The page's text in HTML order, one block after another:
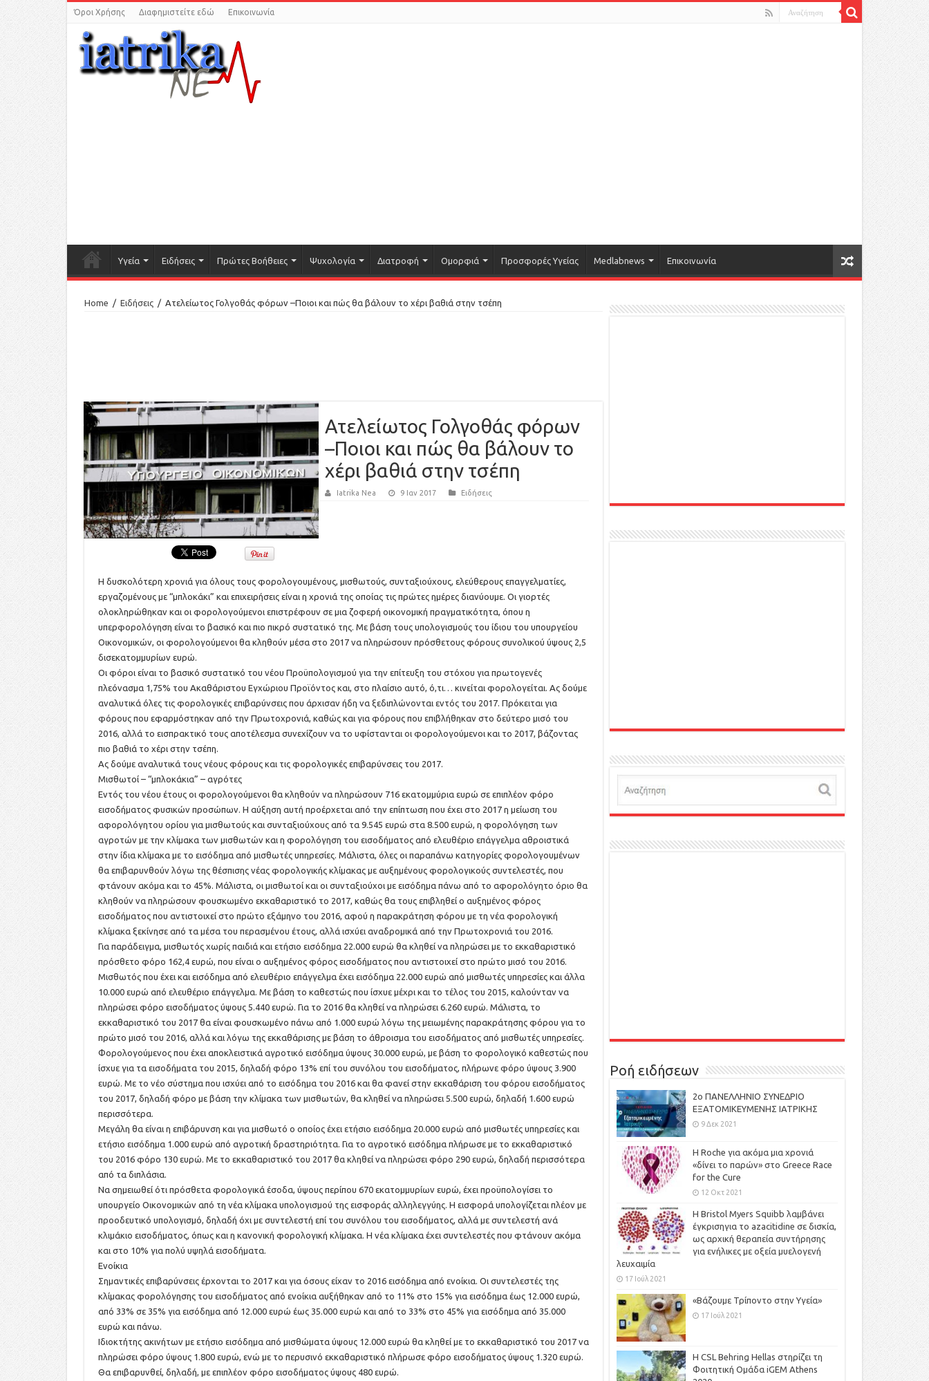
Όροι Χρήσης Διαφημιστείτε εδώ Επικοινωνία
Υγεία Ειδήσεις Πρώτες Βοήθειες Ψυχολογία Διατροφή Ομορφιά Προσφορές Υγείας Medlabnews Επικοινωνία
Home / Ειδήσεις / Ατελείωτος Γολγοθάς φόρων –Ποιοι και πώς θα βάλουν το χέρι βαθιά στην τσέπη
Ατελείωτος Γολγοθάς φόρων
–Ποιοι και πώς θα βάλουν το
χέρι βαθιά στην τσέπη
Iatrika Nea 9 Ιαν 2017 Ειδήσεις
Η δυσκολότερη χρονιά για όλους τους φορολογουμένους, μισθωτούς, συνταξιούχους, ελεύθερους επαγγελματίες,
εργαζομένους με “μπλοκάκι” και επιχειρήσεις είναι η χρονιά της οποίας τις πρώτες ημέρες διανύουμε. Οι γιορτές
ολοκληρώθηκαν και οι φορολογούμενοι επιστρέφουν σε μια ζοφερή οικονομική πραγματικότητα, όπου η
υπερφορολόγηση είναι το βασικό και πιο πικρό συστατικό της. Με βάση τους υπολογισμούς του ίδιου του υπουργείου
Οικονομικών, οι φορολογούμενοι θα κληθούν μέσα στο 2017 να πληρώσουν πρόσθετους φόρους συνολικού ύψους 2,5
δισεκατομμυρίων ευρώ.
Οι φόροι είναι το βασικό συστατικό του νέου Προϋπολογισμού για την επίτευξη του στόχου για πρωτογενές
πλεόνασμα 1,75% του Ακαθάριστου Εγχώριου Προϊόντος και, στο πλαίσιο αυτό, ό,τι… κινείται φορολογείται. Ας δούμε
αναλυτικά όλες τις φορολογικές επιβαρύνσεις που άρχισαν ήδη να ξεδιπλώνονται εντός του 2017. Πρόκειται για
φόρους που εφαρμόστηκαν από την Πρωτοχρονιά, καθώς και για φόρους που επιβλήθηκαν στο δεύτερο μισό του
2016, αλλά το εισπρακτικό τους αποτέλεσμα συνεχίζουν να το υφίστανται οι φορολογούμενοι και το 2017, βάζοντας
πιο βαθιά το χέρι στην τσέπη.
Ας δούμε αναλυτικά τους νέους φόρους και τις φορολογικές επιβαρύνσεις του 2017.
Μισθωτοί – “μπλοκάκια” – αγρότες
Εντός του νέου έτους οι φορολογούμενοι θα κληθούν να πληρώσουν 716 εκατομμύρια ευρώ σε επιπλέον φόρο
εισοδήματος φυσικών προσώπων. Η αύξηση αυτή προέρχεται από την επίπτωση που έχει στο 2017 η μείωση του
αφορολόγητου ορίου για μισθωτούς και συνταξιούχους από τα 9.545 ευρώ στα 8.500 ευρώ, η φορολόγηση των
αγροτών με την κλίμακα των μισθωτών και η φορολόγηση του εισοδήματος από ελευθέριο επάγγελμα αθροιστικά
στην ίδια κλίμακα με το εισόδημα από μισθωτές υπηρεσίες. Μάλιστα, όλες οι παραπάνω κατηγορίες φορολογουμένων
θα επιβαρυνθούν λόγω της θέσπισης νέας φορολογικής κλίμακας με αυξημένους φορολογικούς συντελεστές, που
φτάνουν ακόμα και το 45%. Μάλιστα, οι μισθωτοί και οι συνταξιούχοι με εισόδημα πάνω από το αφορολόγητο όριο θα
κληθούν να πληρώσουν φουσκωμένο εκκαθαριστικό το 2017, καθώς θα τους επιβληθεί ο αυξημένος φόρος
εισοδήματος που αντιστοιχεί στο πρώτο εξάμηνο του 2016, αφού η παρακράτηση φόρου με τη νέα φορολογική
κλίμακα ξεκίνησε από τα μέσα του περασμένου έτους, αλλά ισχύει αναδρομικά από την Πρωτοχρονιά του 2016.
Για παράδειγμα, μισθωτός χωρίς παιδιά και ετήσιο εισόδημα 22.000 ευρώ θα κληθεί να πληρώσει με το εκκαθαριστικό
πρόσθετο φόρο 162,4 ευρώ, που είναι ο αυξημένος φόρος εισοδήματος που αντιστοιχεί στο πρώτο μισό του 2016.
Μισθωτός που έχει και εισόδημα από ελευθέριο επάγγελμα έχει εισόδημα 22.000 ευρώ από μισθωτές υπηρεσίες και άλλα
10.000 ευρώ από ελευθέριο επάγγελμα. Με βάση το καθεστώς που ίσχυε μέχρι και το τέλος του 2015, καλούνταν να
πληρώσει φόρο εισοδήματος ύψους 5.440 ευρώ. Για το 2016 θα κληθεί να πληρώσει 6.260 ευρώ. Μάλιστα, το
εκκαθαριστικό του 2017 θα είναι φουσκωμένο πάνω από 1.000 ευρώ λόγω της μειωμένης παρακράτησης φόρου για το
πρώτο μισό του 2016, αλλά και λόγω της εκκαθάρισης με βάση το άθροισμα του εισοδήματος από μισθωτές υπηρεσίες.
Φορολογούμενος που έχει αποκλειστικά αγροτικό εισόδημα ύψους 30.000 ευρώ, με βάση το φορολογικό καθεστώς που
ίσχυε για τα εισοδήματα του 2015, δηλαδή φόρο 13% επί του συνόλου του εισοδήματος, πλήρωνε φόρο ύψους 3.900
ευρώ. Με το νέο σύστημα που ισχύει από το εισόδημα του 2016 και θα φανεί στην εκκαθάριση του φόρου εισοδήματος
του 2017, δηλαδή φόρο με βάση την κλίμακα των μισθωτών, θα κληθεί να πληρώσει 5.500 ευρώ, δηλαδή 1.600 ευρώ
περισσότερα.
Μεγάλη θα είναι η επιβάρυνση και για μισθωτό ο οποίος έχει ετήσιο εισόδημα 20.000 ευρώ από μισθωτές υπηρεσίες και
ετήσιο εισόδημα 1.000 ευρώ από αγροτική δραστηριότητα. Για το αγροτικό εισόδημα πλήρωσε με το εκκαθαριστικό
του 2016 φόρο 130 ευρώ. Με το εκκαθαριστικό του 2017 θα κληθεί να πληρώσει φόρο 290 ευρώ, δηλαδή περισσότερα
από τα διπλάσια.
Να σημειωθεί ότι πρόσθετα φορολογικά έσοδα, ύψους περίπου 670 εκατομμυρίων ευρώ, έχει προϋπολογίσει το
υπουργείο Οικονομικών από τη νέα κλίμακα υπολογισμού της εισφοράς αλληλεγγύης. Η εισφορά υπολογίζεται πλέον με
προοδευτικό υπολογισμό, δηλαδή όχι με συντελεστή επί του συνόλου του εισοδήματος, αλλά με συντελεστή ανά
κλιμάκιο εισοδήματος, όπως και η κανονική φορολογική κλίμακα. Η νέα κλίμακα έχει συντελεστές που φτάνουν ακόμα
και στο 10% για πολύ υψηλά εισοδήματα.
Ενοίκια
Σημαντικές επιβαρύνσεις έρχονται το 2017 και για όσους είχαν το 2016 εισόδημα από ενοίκια. Οι συντελεστές της
κλίμακας φορολόγησης του εισοδήματος από ενοίκια αυξήθηκαν από το 11% στο 15% για εισόδημα έως 12.000 ευρώ,
από 33% σε 35% για εισόδημα από 12.000 ευρώ έως 35.000 ευρώ και από το 33% στο 45% για εισόδημα από 35.000
ευρώ και πάνω.
Ιδιοκτήτης ακινήτων με ετήσιο εισόδημα από μισθώματα ύψους 12.000 ευρώ θα κληθεί με το εκκαθαριστικό του 2017 να
πληρώσει φόρο ύψους 1.800 ευρώ, ενώ με το περυσινό εκκαθαριστικό πλήρωσε φόρο εισοδήματος ύψους 1.320 ευρώ.
Θα επιβαρυνθεί, δηλαδή, με επιπλέον φόρο εισοδήματος ύψους 480 ευρώ.
Ροή ειδήσεων
2ο ΠΑΝΕΛΛΗΝΙΟ ΣΥΝΕΔΡΙΟ
ΕΞΑΤΟΜΙΚΕΥΜΕΝΗΣ ΙΑΤΡΙΚΗΣ
9 Δεκ 2021
H Roche για ακόμα μια χρονιά
«δίνει το παρών» στο Greece Race
for the Cure
12 Οκτ 2021
Η Bristol Myers Squibb λαμβάνει
έγκρισηγια το azacitidine σε δισκία,
ως αρχική θεραπεία συντήρησης
για ενήλικες με οξεία μυελογενή
λευχαιμία
17 Ιούλ 2021
«Βάζουμε Τρίποντο στην Υγεία»
17 Ιούλ 2021
H CSL Behring Hellas στηρίζει τη
Φοιτητική Ομάδα iGEM Athens